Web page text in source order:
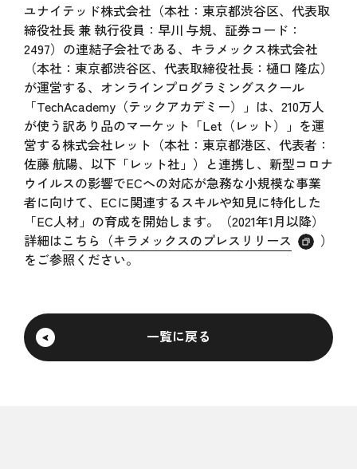
ユナイテッド株式会社（本社：東京都渋谷区、代表取
締役社長 兼 執行役員：早川 与規、証券コード：
2497）の連結子会社である、キラメックス株式会社
（本社：東京都渋谷区、代表取締役社長：樋口 隆広）
が運営する、オンラインプログラミングスクール
「TechAcademy（テックアカデミー）」は、210万人
が使う訳あり品のマーケット「Let（レット）」を運
営する株式会社レット（本社：東京都港区、代表者：
佐藤 航陽、以下「レット社」）と連携し、新型コロナ
ウイルスの影響でECへの対応が急務な小規模な事業
者に向けて、ECに関連するスキルや知見に特化した
「EC人材」の育成を開始します。（2021年1月以降）
詳細はこちら（キラメックスのプレスリリース
）
をご参照ください。
一覧に戻る